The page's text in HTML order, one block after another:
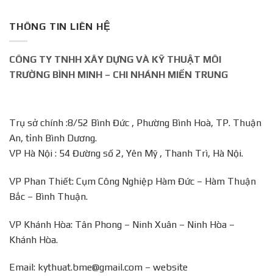
THÔNG TIN LIÊN HỆ
CÔNG TY TNHH XÂY DỰNG VÀ KỸ THUẬT MÔI
TRƯỜNG BÌNH MINH – CHI NHÁNH MIỀN TRUNG
Trụ sở chính :8/52 Bình Đức , Phường Bình Hoà, TP. Thuận
An, tỉnh Bình Dương.
VP Hà Nội : 54 Đường số 2, Yên Mỹ , Thanh Trì, Hà Nội.
VP Phan Thiết: Cụm Công Nghiệp Hàm Đức – Hàm Thuận
Bắc – Bình Thuận.
VP Khánh Hòa: Tân Phong – Ninh Xuân – Ninh Hòa –
Khánh Hòa.
Email: kythuat.bme@gmail.com – website